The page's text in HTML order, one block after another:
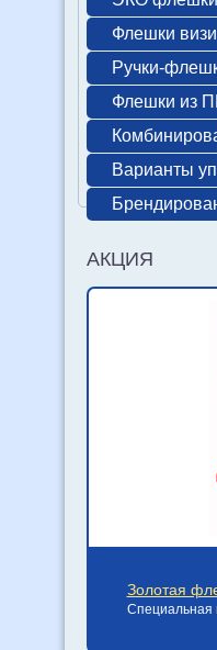
Флешки
Ручки-
Флешки из
Варианты
АКЦИЯ
Золотая
Специальная